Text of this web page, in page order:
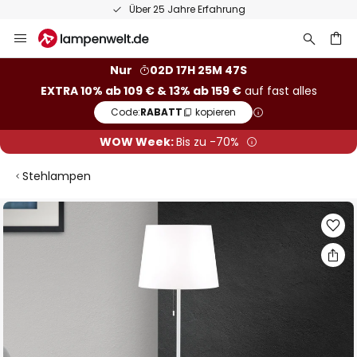
Über 25 Jahre Erfahrung
Inhalt
Nur
02D 17H 25M 46S
EXTRA 10% ab 109 € & 13% ab 159 €auf fast alles
Code:RABATT kopieren
WOW Week:Bis zu -70%
Stehlampen
Zum
Ende